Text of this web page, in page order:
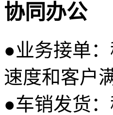
协同办公
●业务接单
速度和客户
●车销发货